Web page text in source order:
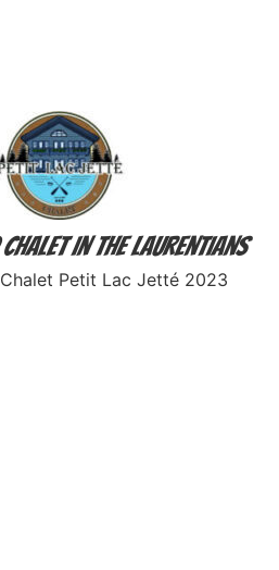
in the Laurentians
Petit Lac Jetté 2023